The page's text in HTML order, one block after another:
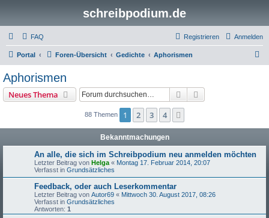
schreibpodium.de
FAQ Anmelden
Registrieren
Portal Foren-Übersicht Gedichte Aphorismen
Aphorismen
Neues Thema Suche
88 Themen 1 2 3 4
Bekanntmachungen
An alle, die sich im Schreibpodium neu anmelden möchten
Letzter Beitrag von Helga « Montag 17. Februar 2014, 20:07
Verfasst in Grundsätzliches
Feedback, oder auch Leserkommentar
Letzter Beitrag von Autor69 « Mittwoch 30. August 2017, 08:26
Verfasst in Grundsätzliches
Antworten: 1